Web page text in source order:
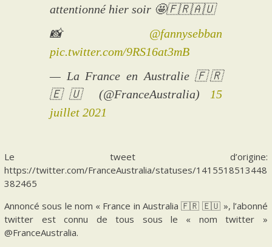
attentionné hier soir 🤩🇫🇷🇦🇺
📸 @fannysebban
pic.twitter.com/9RS16at3mB
— La France en Australie 🇫🇷
🇪🇺 (@FranceAustralia) 15
juillet 2021
Le tweet d’origine:
https://twitter.com/FranceAustralia/statuses/1415518513448
382465
Annoncé sous le nom « France in Australia 🇫🇷 🇪🇺 », l’abonné
twitter est connu de tous sous le « nom twitter »
@FranceAustralia.